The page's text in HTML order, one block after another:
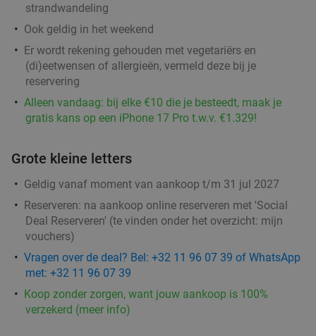
2- of 3-gangenlunch of -diner à la carte in
hartje Brugge
Vandaag Zo Ma Di Wo
Do
Brasserie Forestière
Brugge 23 min.
Verkocht: 362
16%
Sushiboot voor 2 personen bij Kanikama Sushi
Vandaag Morgen Zo Di Wo
Do
Kanikama Sushi
9.8
Brugge
Verkocht: 25 Regulier
strandwandeling
Ook geldig in het weekend
Er wordt rekening gehouden met vegetariërs en
(di)eetwensen of allergieën, vermeld deze bij je
reservering
Alleen vandaag: bij elke €10 die je besteedt, maak je
gratis kans op een iPhone 17 Pro t.w.v. €1.329!
Grote kleine letters
Geldig vanaf moment van aankoop t/m 31 jul 2027
Reserveren: na aankoop online reserveren met 'Social
Deal Reserveren' (te vinden onder het overzicht: mijn
vouchers)
Vragen over de deal? Bel: +32 11 96 07 39 of WhatsApp
met: +32 11 96 07 39
Koop zonder zorgen, want jouw aankoop is 100%
verzekerd (meer info)